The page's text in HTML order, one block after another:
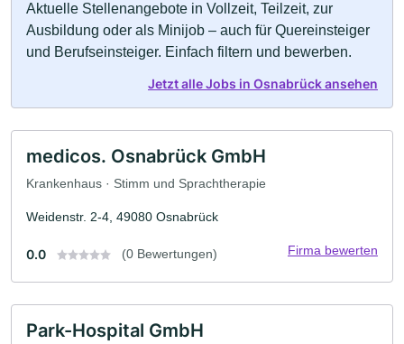
Aktuelle Stellenangebote in Vollzeit, Teilzeit, zur
Ausbildung oder als Minijob – auch für Quereinsteiger
und Berufseinsteiger. Einfach filtern und bewerben.
Jetzt alle Jobs in Osnabrück ansehen
medicos. Osnabrück GmbH
Krankenhaus · Stimm und Sprachtherapie
Weidenstr. 2-4, 49080 Osnabrück
0.0 (0 Bewertungen) Firma bewerten
Park-Hospital GmbH